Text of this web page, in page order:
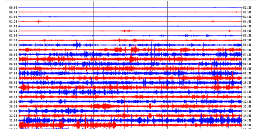
00:00
00:30
01:00
01:30
02:00
02:30
03:00
03:30
04:00
04:30
05:00
05:30
06:00
06:30
07:00
07:30
08:00
08:30
09:00
09:30
10:00
10:30
11:00
11:30
12:00
12:30
02:30
03:00
03:30
04:00
04:30
05:00
05:30
06:00
06:30
07:00
07:30
08:00
08:30
09:00
09:30
10:00
10:30
11:00
11:30
12:00
12:30
13:00
13:30
14:00
14:30
15:00